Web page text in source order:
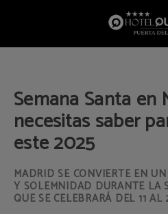
Semana Santa en
necesitas saber
este 2025
MADRID SE CONVIERTE EN
Y SOLEMNIDAD DURANTE LA
QUE SE CELEBRARÁ DEL 11